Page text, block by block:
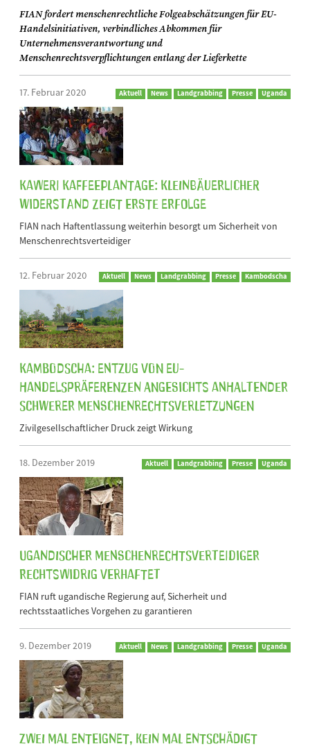
FIAN fordert menschenrechtliche Folgeabschätzungen für EU-
Handelsinitiativen, verbindliches Abkommen für
Unternehmensverantwortung und
Menschenrechtsverpflichtungen entlang der Lieferkette
17. Februar 2020 Aktuell News Landgrabbing Presse Uganda
Kaweri Kaffeeplantage: Kleinbäuerlicher
Widerstand zeigt erste Erfolge
FIAN nach Haftentlassung weiterhin besorgt um Sicherheit von
Menschenrechtsverteidiger
12. Februar 2020 Aktuell News Landgrabbing Presse Kambodscha
Kambodscha: Entzug von EU-
Handelspräferenzen angesichts anhaltender
schwerer Menschenrechtsverletzungen
Zivilgesellschaftlicher Druck zeigt Wirkung
18. Dezember 2019 Aktuell Landgrabbing Presse Uganda
Ugandischer Menschenrechtsverteidiger
rechtswidrig verhaftet
FIAN ruft ugandische Regierung auf, Sicherheit und
rechtsstaatliches Vorgehen zu garantieren
9. Dezember 2019 Aktuell News Landgrabbing Presse Uganda
Zwei Mal enteignet, kein Mal entschädigt